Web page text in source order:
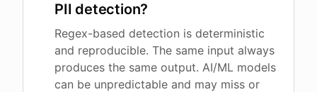
PII detection?
Regex-based detection is deterministic
and reproducible. The same input always
produces the same output. AI/ML models
can be unpredictable and may miss or